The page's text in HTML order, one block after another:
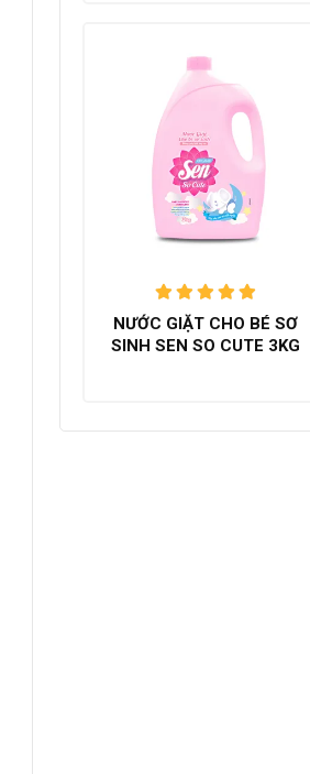
Được xếp
hạng5.00
trên 5
NƯỚC GIẶT CHO BÉ SƠ
SINH SEN SO CUTE 3KG